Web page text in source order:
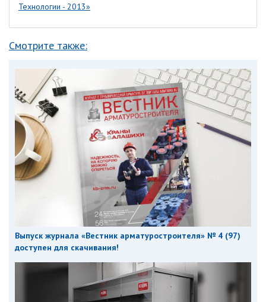
Технологии - 2013»
Смотрите также:
Выпуск журнала «Вестник арматуростроителя» № 4 (97)
доступен для скачивания!